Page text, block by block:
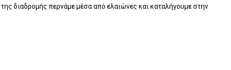
διαδρομής περνάμε μέσα από ελαιώνες και καταλήγουμε στην